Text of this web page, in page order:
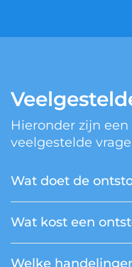
Hieronder zijn
veelgestelde
Wat doet de
Wat kost een
Welke